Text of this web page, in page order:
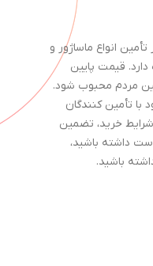
انواع ماساژور و
قیمت پایین
محبوب شود.
کنندگان
خرید، تضمین
باشید،